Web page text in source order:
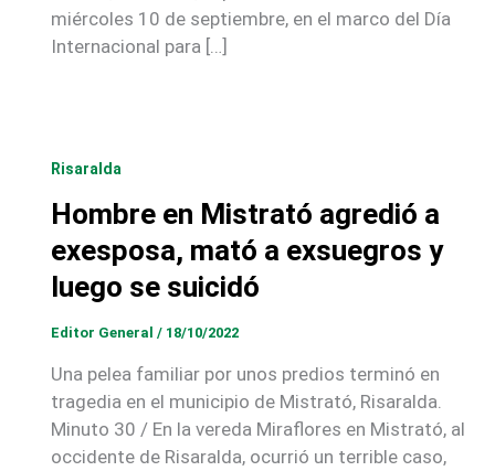
miércoles 10 de septiembre, en el marco del Día
Internacional para […]
Risaralda
Hombre en Mistrató agredió a
exesposa, mató a exsuegros y
luego se suicidó
Editor General / 18/10/2022
Una pelea familiar por unos predios terminó en
tragedia en el municipio de Mistrató, Risaralda.
Minuto 30 / En la vereda Miraflores en Mistrató, al
occidente de Risaralda, ocurrió un terrible caso,